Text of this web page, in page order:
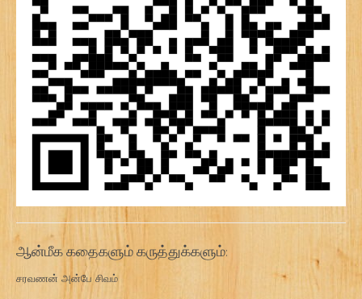
ஆன்மீக கதைகளும் கருத்துக்களும்:
சரவணன் அன்பே சிவம்